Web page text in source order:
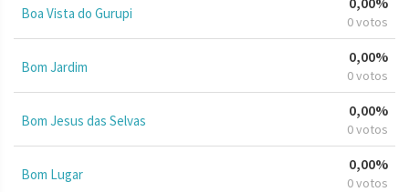
Boa Vista do Gurupi 0 votos
Bom Jardim
0,00%
0 votos
Bom Jesus das Selvas
0,00%
0 votos
Bom Lugar
0,00%
0 votos